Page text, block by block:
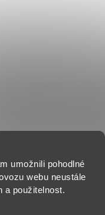
umožnili pohodlné
webu neustále
a použitelnost.